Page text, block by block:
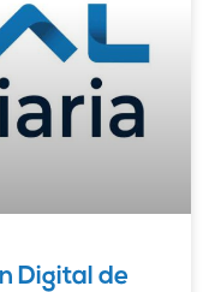
Digital de